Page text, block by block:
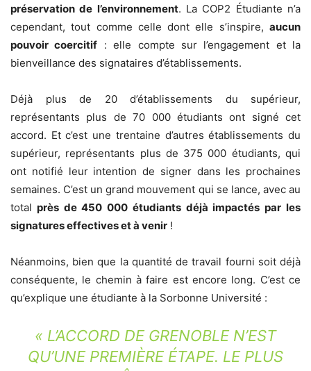
préservation de l’environnement. La COP2 Étudiante n’a
cependant, tout comme celle dont elle s’inspire, aucun
pouvoir coercitif : elle compte sur l’engagement et la
bienveillance des signataires d’établissements.
Déjà plus de 20 d’établissements du supérieur,
représentants plus de 70 000 étudiants ont signé cet
accord. Et c’est une trentaine d’autres établissements du
supérieur, représentants plus de 375 000 étudiants, qui
ont notifié leur intention de signer dans les prochaines
semaines. C’est un grand mouvement qui se lance, avec au
total près de 450 000 étudiants déjà impactés par les
signatures effectives et à venir !
Néanmoins, bien que la quantité de travail fourni soit déjà
conséquente, le chemin à faire est encore long. C’est ce
qu’explique une étudiante à la Sorbonne Université :
« L’ACCORD DE GRENOBLE N’EST
QU’UNE PREMIÈRE ÉTAPE. LE PLUS